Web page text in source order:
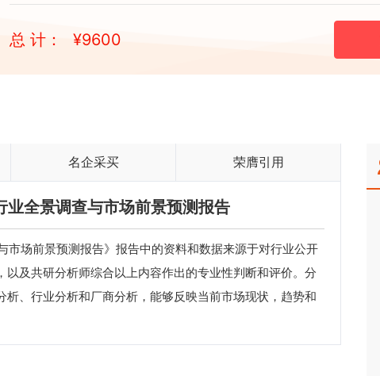
总 计： ¥9600
名企采买 荣膺引用
全景调查与市场前景预测报告
场前景预测报告》报告中的资料和数据来源于对行业公开
及共研分析师综合以上内容作出的专业性判断和评价。分
、行业分析和厂商分析，能够反映当前市场现状，趋势和